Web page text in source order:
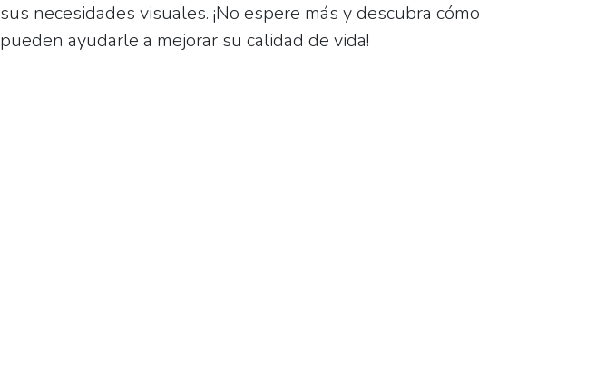
sus necesidades visuales. ¡No espere más y descubra cómo
pueden ayudarle a mejorar su calidad de vida!